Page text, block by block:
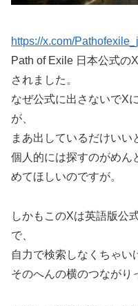
https://x.com/
Path of Exile 日本公式の
されました。
なぜ公式に出さないでX
が、
まあ出しているだけいい
個人的には探すのがめん
めてほしいのですが。
しかもこのXは英語版公
で、
自力で検索しなくちゃい
そのへんの横のつながり